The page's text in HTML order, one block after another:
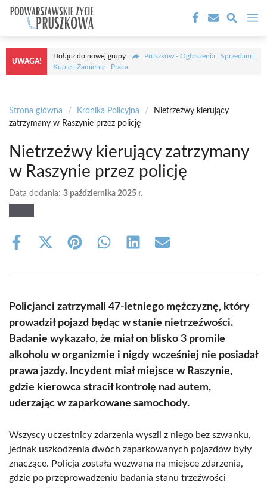
Przejdź
treści
UWAGA!
Dołącz do nowej grupy
Pruszków - Ogłoszenia | Sprzedam |
Kupię | Zamienię | Praca
Strona główna / Kronika Policyjna /
Nietrzeźwy kierujący
zatrzymany w Raszynie przez policję
Nietrzeźwy kierujący zatrzymany
w Raszynie przez policję
Data dodania: 3 października 2025 r.
Share
Share
(Twitter)
Share Share Share Share
Policjanci zatrzymali 47-letniego mężczyznę, który
prowadził pojazd będąc w stanie nietrzeźwości.
Badanie wykazało, że miał on blisko 3 promile
alkoholu w organizmie i nigdy wcześniej nie posiadał
prawa jazdy. Incydent miał miejsce w Raszynie,
gdzie kierowca stracił kontrolę nad autem,
uderzając w zaparkowane samochody.
Wszyscy uczestnicy zdarzenia wyszli z niego bez szwanku,
jednak uszkodzenia dwóch zaparkowanych pojazdów były
znaczące. Policja została wezwana na miejsce zdarzenia,
gdzie po przeprowadzeniu badania stanu trzeźwości